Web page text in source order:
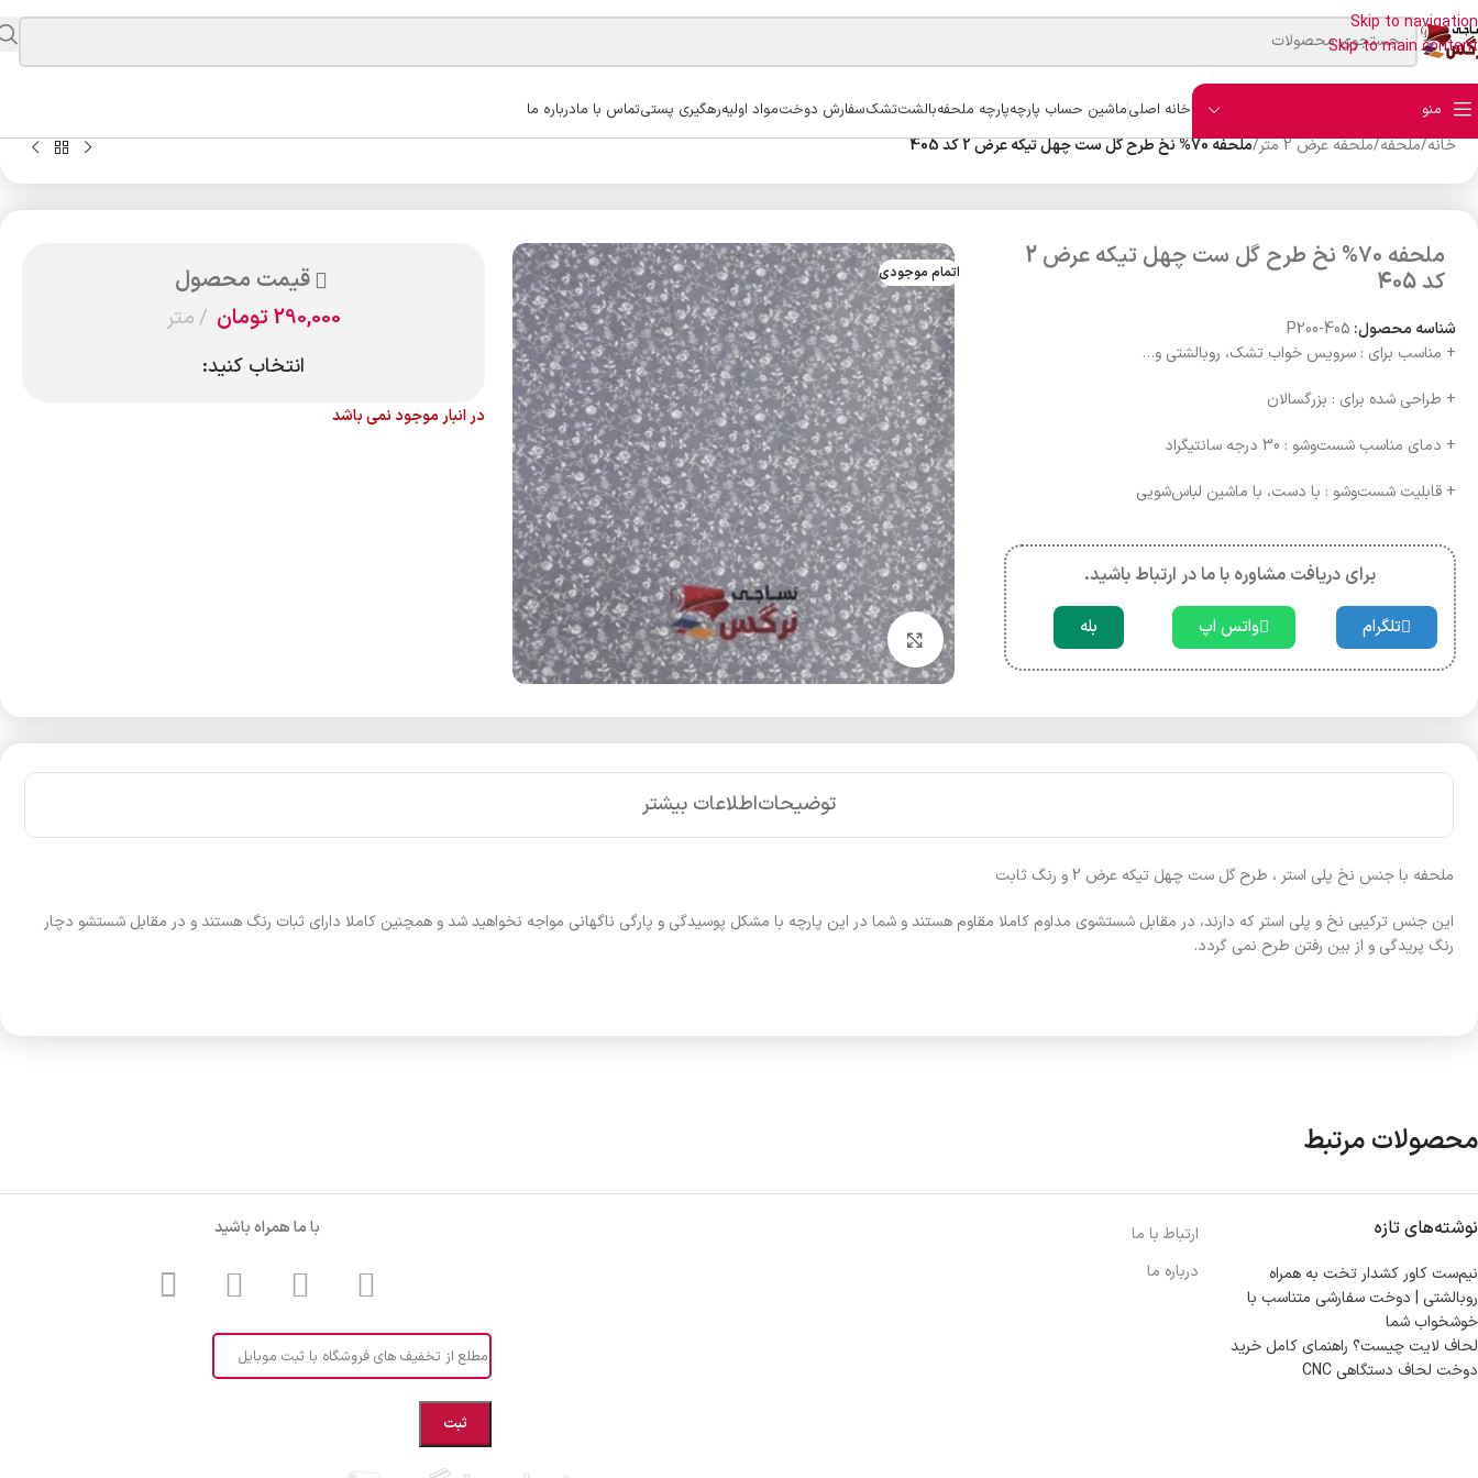
Skip to navigation
Skip to main content
منو خانه اصلیماشین حساب پارچهپارچه ملحفهبالشتتشکسفارش دوختمواد اولیهرهگیری پستیتماس با مادرباره ما
خانه/ملحفه/ملحفه عرض 2 متر /ملحفه 70% نخ طرح گل ست چهل تیکه عرض 2 کد 405
ملحفه 70% نخ طرح گل ست چهل تیکه عرض 2
کد 405
شناسه محصول: P200-405
+ مناسب برای : سرویس خواب تشک، روبالشتی و…
+ طراحی شده برای : بزرگسالان
+ دمای مناسب شست‌وشو : 30 درجه سانتیگراد
+ قابلیت شست‌وشو : با دست، با ماشین لباس‌شویی
برای دریافت مشاوره با ما در ارتباط باشید.
تلگرام واتس اپ بله
اتمام موجودی
بزرگنمایی تصویر
قیمت محصول
290,000تومان متر
انتخاب کنید:
در انبار موجود نمی باشد
توضیحاتاطلاعات بیشتر
ملحفه با جنس نخ پلی استر ، طرح گل ست چهل تیکه عرض 2 و رنگ ثابت
این جنس ترکیبی نخ و پلی استر که دارند، در مقابل شستشوی مداوم کاملا مقاوم هستند و شما در این پارچه با مشکل پوسیدگی و پارگی ناگهانی مواجه نخواهید شد و همچنین کاملا دارای ثبات رنگ هستند و در مقابل شستشو دچار
رنگ پریدگی و از بین رفتن طرح نمی گردد.
محصولات مرتبط
نوشته‌های تازه
نیم‌ست کاور کشدار تخت به همراه
روبالشتی | دوخت سفارشی متناسب با
خوشخواب شما
لحاف لایت چیست؟ راهنمای کامل خرید
دوخت لحاف دستگاهی CNC
ارتباط با ما
درباره ما
با ما همراه باشید
مطلع از تخفیف های فروشگاه با ثبت موبایل